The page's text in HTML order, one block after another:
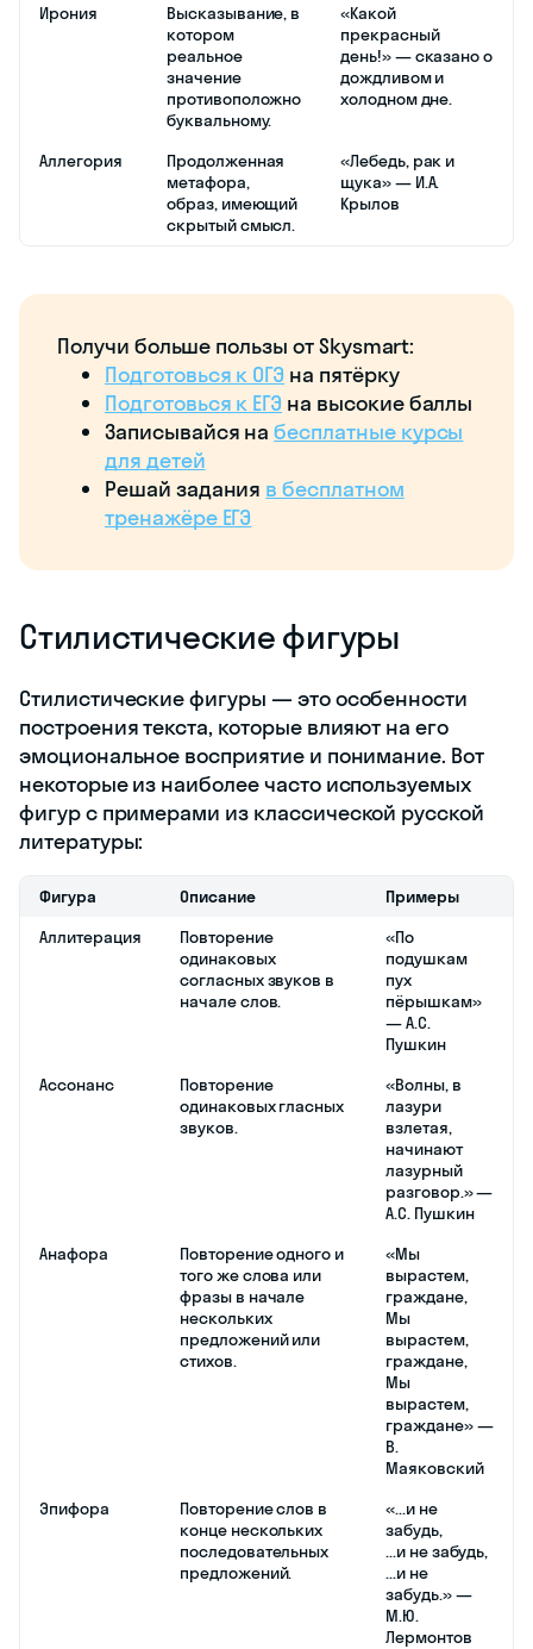
Ирония
Высказывание, в
котором
реальное
значение
противоположно
буквальному.
«Какой
прекрасный
день!» — сказано о
дождливом и
холодном дне.
Аллегория
Продолженная
метафора,
образ, имеющий
скрытый смысл.
«Лебедь, рак и
щука» — И.А.
Крылов
Получи больше пользы от Skysmart:
Подготовься к ОГЭ на пятёрку
Подготовься к ЕГЭ на высокие баллы
Записывайся набесплатные курсы
для детей
Решай задания в бесплатном
тренажёре ЕГЭ
Стилистические фигуры
Стилистические фигуры — это особенности
построения текста, которые влияют на его
эмоциональное восприятие и понимание. Вот
некоторые из наиболее часто используемых
фигур с примерами из классической русской
литературы:
Фигура Описание
Примеры
Аллитерация
Повторение
одинаковых
согласных звуков в
начале слов.
«По
подушкам
пух
пёрышкам»
— А.С.
Пушкин
Ассонанс
Повторение
одинаковых гласных
звуков.
«Волны, в
лазури
взлетая,
начинают
лазурный
разговор.» —
А.С. Пушкин
Анафора
Повторение одного и
того же слова или
фразы в начале
нескольких
предложений или
стихов.
«Мы
вырастем,
граждане,
Мы
вырастем,
граждане,
Мы
вырастем,
граждане» —
В.
Маяковский
Эпифора
Повторение слов в
конце нескольких
последовательных
предложений.
«...и не
забудь,
...и не забудь,
...и не
забудь.» —
М.Ю.
Лермонтов